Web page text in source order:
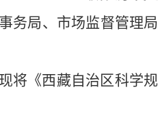
务局、市场监督管理
将《西藏自治区科学